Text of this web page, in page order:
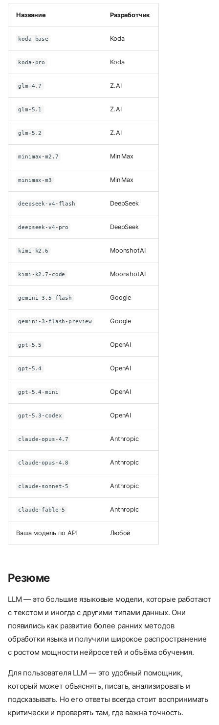
Что означает LLM
Как появился термин
2. Модели для кода
3. Инструкционные модели
4. Диалоговые модели
5. Мультимодальные
модели
Какие ещё бывают различия
Открытые и закрытые
Большие и компактные
Что такое параметры и
Название Разработчик
koda-base Koda
koda-pro Koda
glm-4.7 Z.AI
glm-5.1 Z.AI
glm-5.2 Z.AI
minimax-m2.7 MiniMax
minimax-m3 MiniMax
deepseek-v4-flash DeepSeek
deepseek-v4-pro DeepSeek
kimi-k2.6 MoonshotAI
kimi-k2.7-code MoonshotAI
gemini-3.5-flash Google
gemini-3-flash-preview Google
gpt-5.5 OpenAI
gpt-5.4 OpenAI
gpt-5.4-mini OpenAI
gpt-5.3-codex OpenAI
claude-opus-4.7 Anthropic
claude-opus-4.8 Anthropic
claude-sonnet-5 Anthropic
claude-fable-5 Anthropic
Ваша модель по API Любой
Резюме
LLM — это большие языковые модели, которые работают
с текстом и иногда с другими типами данных. Они
появились как развитие более ранних методов
обработки языка и получили широкое распространение
с ростом мощности нейросетей и объёма обучения.
Для пользователя LLM — это удобный помощник,
который может объяснять, писать, анализировать и
подсказывать. Но его ответы всегда стоит воспринимать
критически и проверять там, где важна точность.